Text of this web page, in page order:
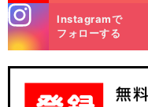
m
Instagramで
フォローする